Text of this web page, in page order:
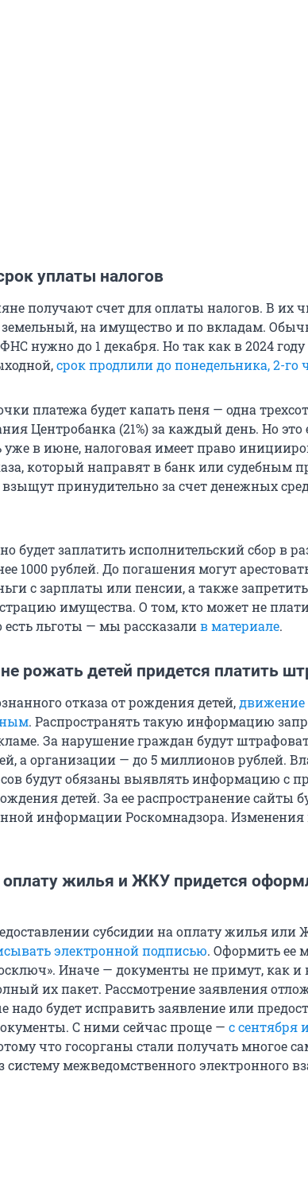
уплаты налогов
получают счет для оплаты налогов. В их
на имущество и по вкладам.
нужно до 1 декабря. Но так как в 2024 году
срок продлили до понедельника, 2-го
платежа будет капать пеня — одна
Центробанка (21%) за каждый день. Но это
уже в июне, налоговая имеет право
который направят в банк или судебным
принудительно за счет денежных
будет заплатить исполнительский сбор в
1000 рублей. До погашения могут
с зарплаты или пенсии, а также
имущества. О том, кто может не
есть льготы — мы рассказалив материале.
рожать детей придется платить
отказа от рождения детей,
. Распространять такую информацию
За нарушение граждан будут
а организации — до 5 миллионов рублей.
будут обязаны выявлять информацию с
детей. За ее распространение сайты
информации Роскомнадзора. Изменения
оплату жилья и ЖКУ придется
субсидии на оплату жилья или
электронной подписью. Оформить ее
Иначе — документы не примут, как и
их пакет. Рассмотрение заявления
надо будет исправить заявление или
С ними сейчас проще — с сентября
что госорганы стали получать многое
систему межведомственного электронного